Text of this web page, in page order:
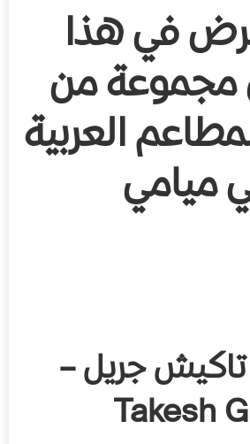
في هذا
مجموعة من
العربية
ميامي
جريل –
Takesh